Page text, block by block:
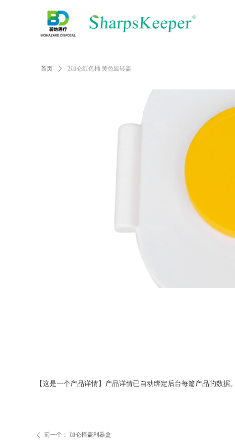
首页 ꄲ 2加仑红色桶 黄色旋转盖
ꄴ 前一个： 加仑摇盖利器盒
【这是一个产品详情】产品详情已自动绑定后台每篇产品的数